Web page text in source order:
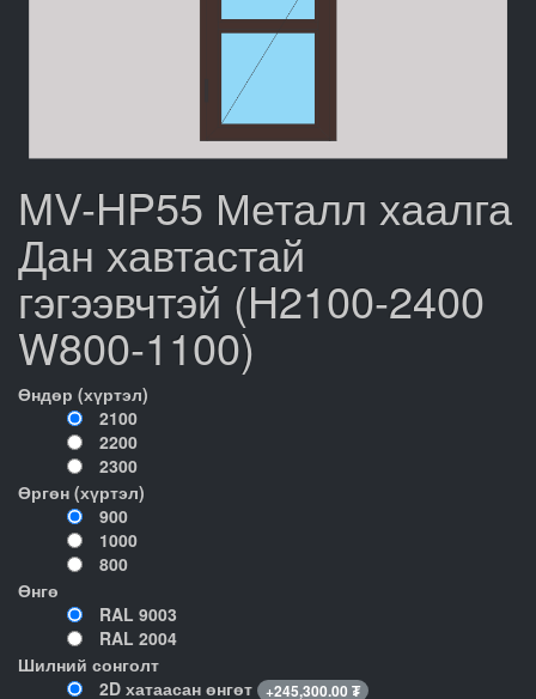
MV-HP55 Металл хаалга
Дан хавтастай
гэгээвчтэй (H2100-2400
W800-1100)
Өндөр (хүртэл)
2100
2200
2300
Өргөн (хүртэл)
900
1000
800
Өнгө
RAL 9003
RAL 2004
Шилний сонголт
2D хатаасан өнгөт
+245,300.00 ₮